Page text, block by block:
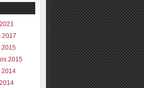
2017
2015
2015
2014